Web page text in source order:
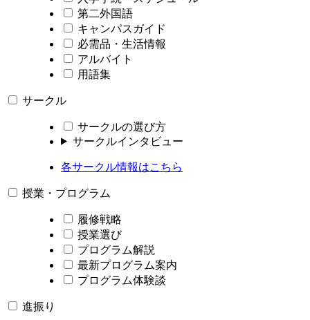
第二外国語
キャンパスガイド
必需品・生活情報
アルバイト
用語集
サークル
サークルの選び方
サークルインタビュー
各サークル情報はこちら
授業・プログラム
履修戦略
授業選び
プログラム解説
最新プログラム案内
プログラム体験談
進振り